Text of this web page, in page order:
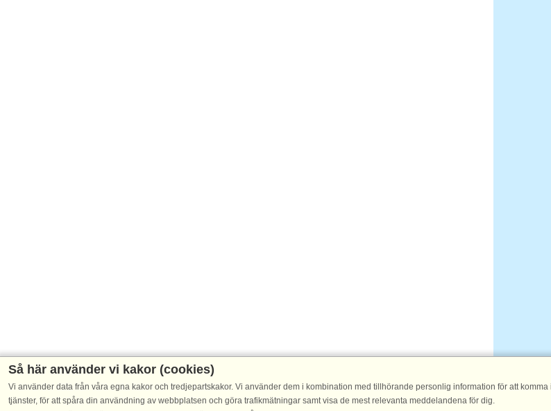
Så här använder vi kakor (cookies)
Vi använder data från våra egna kakor och tredjepartskakor. Vi använder dem i kombination med tillhörande personlig information för att
tjänster, för att spåra din användning av webbplatsen och göra trafikmätningar samt visa de mest relevanta meddelandena för dig.